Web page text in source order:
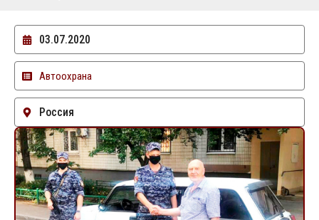
03.07.2020
Автоохрана
Россия